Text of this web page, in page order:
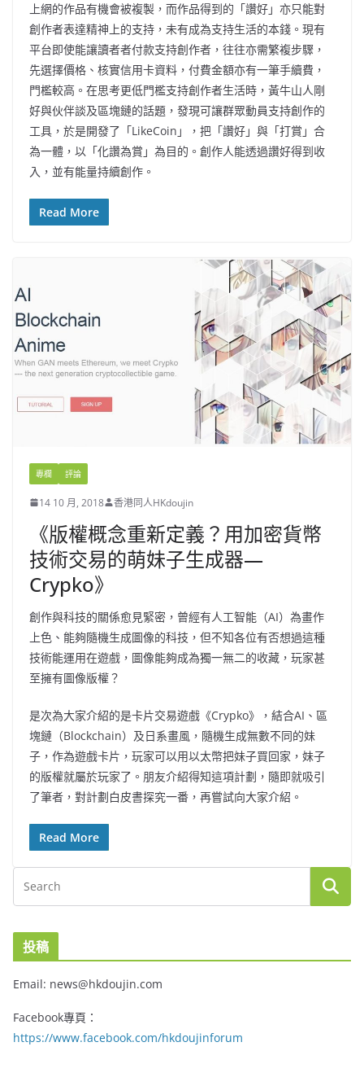
上網的作品有機會被複製，而作品得到的「讚好」亦只能對
創作者表達精神上的支持，未有成為支持生活的本錢。現有
平台即使能讓讀者者付款支持創作者，往往亦需繁複步驟，
先選擇價格、核實信用卡資料，付費金額亦有一筆手續費，
門檻較高。在思考更低門檻支持創作者生活時，黃牛山人剛
好與伙伴談及區塊鏈的話題，發現可讓群眾動員支持創作的
工具，於是開發了「LikeCoin」，把「讚好」與「打賞」合
為一體，以「化讚為賞」為目的。創作人能透過讚好得到收
入，並有能量持續創作。
Read More
專欄 評論
14 10 月, 2018 香港同人HKdoujin
《版權概念重新定義？用加密貨幣
技術交易的萌妹子生成器—
Crypko》
創作與科技的關係愈見緊密，曾經有人工智能（AI）為畫作
上色、能夠隨機生成圖像的科技，但不知各位有否想過這種
技術能運用在遊戲，圖像能夠成為獨一無二的收藏，玩家甚
至擁有圖像版權？
是次為大家介紹的是卡片交易遊戲《Crypko》，結合AI、區
塊鏈（Blockchain）及日系畫風，隨機生成無數不同的妹
子，作為遊戲卡片，玩家可以用以太幣把妹子買回家，妹子
的版權就屬於玩家了。朋友介紹得知這項計劃，隨即就吸引
了筆者，對計劃白皮書探究一番，再嘗試向大家介紹。
Read More
投稿
Email: news@hkdoujin.com
Facebook專頁：
https://www.facebook.com/hkdoujinforum